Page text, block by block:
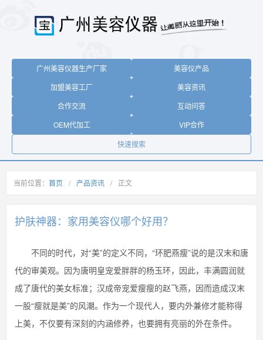
广州美容仪器生产厂家
美容仪产品
加盟美容工厂
美容资讯
合作交流
互动问答
OEM代加工
VIP合作
快速搜索
当前位置： 首页 / 产品资讯 / 正文
护肤神器：家用美容仪哪个好用？
不同的时代，对“美”的定义不同，“环肥燕瘦”说的是汉末和唐
代的审美观。因为唐明皇宠爱胖胖的杨玉环，因此，丰满圆润就
成了唐代的美女标准；汉成帝宠爱瘦瘦的赵飞燕，因而造成汉末
一股“瘦就是美”的风潮。作为一个现代人，要内外兼修才能称得
上美，不仅要有深刻的内涵修养，也要拥有亮丽的外在条件。